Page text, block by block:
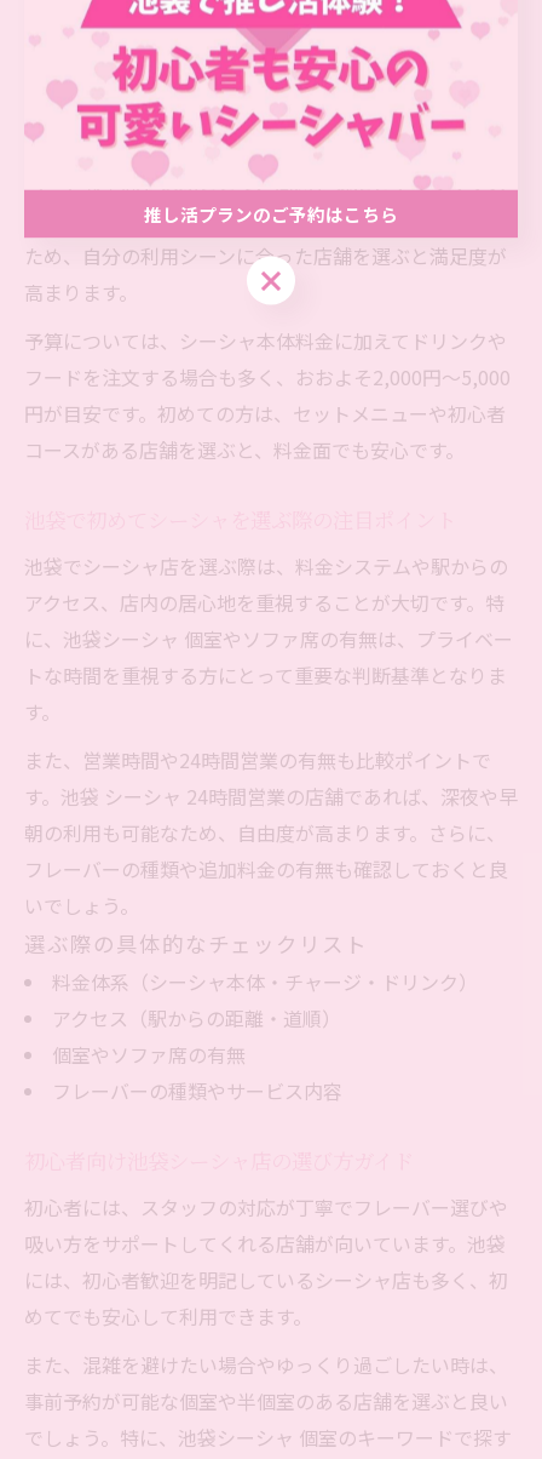
吸い方やフレーバーの選び方を丁寧にサポートしてくれ
ますので、初めてでも不安なく楽しめます。
また、池袋エリアのシーシャ店は東口・西口ともに多様
なコンセプトの店舗があり、個室やソファ席などプライ
ベートな空間を選ぶことで、周囲を気にせずリラックス
できます。長時間の利用やカップル利用にも適している
ため、自分の利用シーンに合った店舗を選ぶと満足度が
高まります。
予算については、シーシャ本体料金に加えてドリンクや
フードを注文する場合も多く、おおよそ2,000円〜5,000
円が目安です。初めての方は、セットメニューや初心者
コースがある店舗を選ぶと、料金面でも安心です。
池袋でシーシャ店を選ぶ際は、料金システムや駅からの
アクセス、店内の居心地を重視することが大切です。特
に、池袋シーシャ 個室やソファ席の有無は、プライベー
トな時間を重視する方にとって重要な判断基準となりま
す。
また、営業時間や24時間営業の有無も比較ポイントで
す。池袋 シーシャ 24時間営業の店舗であれば、深夜や早
朝の利用も可能なため、自由度が高まります。さらに、
フレーバーの種類や追加料金の有無も確認しておくと良
いでしょう。
選ぶ際の具体的なチェックリスト
料金体系（シーシャ本体・チャージ・ドリンク）
アクセス（駅からの距離・道順）
個室やソファ席の有無
フレーバーの種類やサービス内容
初心者には、スタッフの対応が丁寧でフレーバー選びや
吸い方をサポートしてくれる店舗が向いています。池袋
には、初心者歓迎を明記しているシーシャ店も多く、初
めてでも安心して利用できます。
また、混雑を避けたい場合やゆっくり過ごしたい時は、
事前予約が可能な個室や半個室のある店舗を選ぶと良い
でしょう。特に、池袋シーシャ 個室のキーワードで探す
推し活プランのご予約はこちら
推し活プランのご予約はこちら